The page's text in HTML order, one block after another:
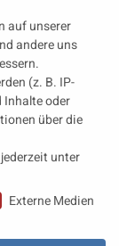
im
startet den
auf unserer
andere uns
(z. B. IP-
Inhalte oder
über die
unter
Externe Medien